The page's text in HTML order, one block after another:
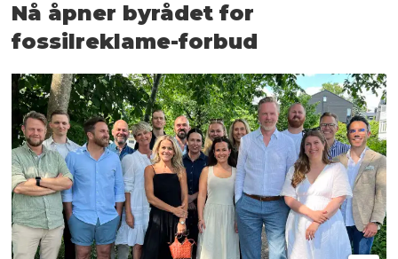
Nå åpner byrådet for
fossilreklame-forbud